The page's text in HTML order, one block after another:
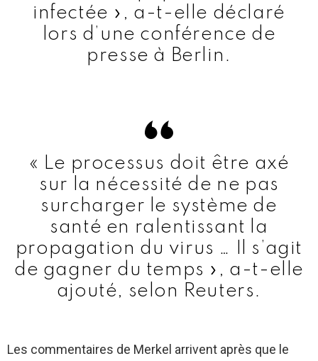
infectée », a-t-elle déclaré
lors d’une conférence de
presse à Berlin.
« Le processus doit être axé
sur la nécessité de ne pas
surcharger le système de
santé en ralentissant la
propagation du virus … Il s’agit
de gagner du temps », a-t-elle
ajouté, selon Reuters.
Les commentaires de Merkel arrivent après que le